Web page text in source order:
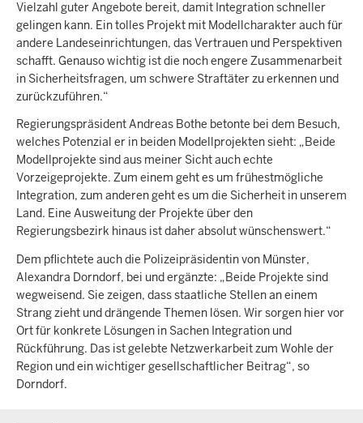
Vielzahl guter Angebote bereit, damit Integration schneller
gelingen kann. Ein tolles Projekt mit Modellcharakter auch für
andere Landeseinrichtungen, das Vertrauen und Perspektiven
schafft. Genauso wichtig ist die noch engere Zusammenarbeit
in Sicherheitsfragen, um schwere Straftäter zu erkennen und
zurückzuführen.“
Regierungspräsident Andreas Bothe betonte bei dem Besuch,
welches Potenzial er in beiden Modellprojekten sieht: „Beide
Modellprojekte sind aus meiner Sicht auch echte
Vorzeigeprojekte. Zum einem geht es um frühestmögliche
Integration, zum anderen geht es um die Sicherheit in unserem
Land. Eine Ausweitung der Projekte über den
Regierungsbezirk hinaus ist daher absolut wünschenswert.“
Dem pflichtete auch die Polizeipräsidentin von Münster,
Alexandra Dorndorf, bei und ergänzte: „Beide Projekte sind
wegweisend. Sie zeigen, dass staatliche Stellen an einem
Strang zieht und drängende Themen lösen. Wir sorgen hier vor
Ort für konkrete Lösungen in Sachen Integration und
Rückführung. Das ist gelebte Netzwerkarbeit zum Wohle der
Region und ein wichtiger gesellschaftlicher Beitrag“, so
Dorndorf.